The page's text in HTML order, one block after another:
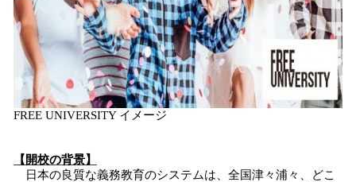
FREE UNIVERSITY イメージ
【開校の背景】
日本の良質な義務教育のシステムは、全国津々浦々、どこ